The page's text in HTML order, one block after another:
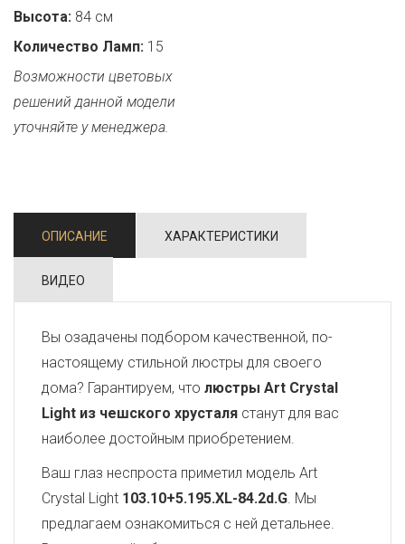
Высота: 84 см
Количество Ламп: 15
Возможности цветовых
решений данной модели
уточняйте у менеджера.
ОПИСАНИЕ ХАРАКТЕРИСТИКИ
ВИДЕО
Вы озадачены подбором качественной, по-
настоящему стильной люстры для своего
дома? Гарантируем, что люстры Art Crystal
Light из чешского хрусталя станут для вас
наиболее достойным приобретением.
Ваш глаз неспроста приметил модель Art
Crystal Light 103.10+5.195.XL-84.2d.G. Мы
предлагаем ознакомиться с ней детальнее.